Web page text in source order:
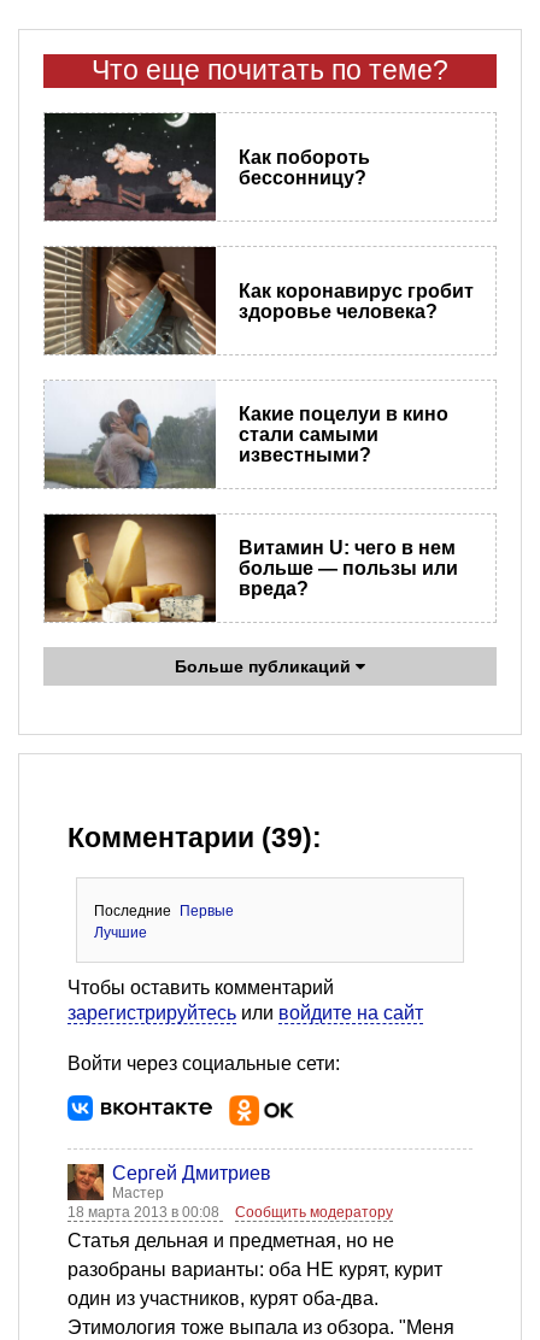
Что еще почитать по теме?
​Как побороть
бессонницу?
Как коронавирус гробит
здоровье человека?
Какие поцелуи в кино
стали самыми
известными?
Витамин U: чего в нем
больше — пользы или
вреда?
Больше публикаций
Комментарии (39):
Последние
Первые
Лучшие
Чтобы оставить комментарий
зарегистрируйтесь или войдите на сайт
Войти через социальные сети:
Сергей Дмитриев
Мастер
18 марта 2013 в 00:08
Сообщить модератору
Статья дельная и предметная, но не
разобраны варианты: оба НЕ курят, курит
один из участников, курят оба-два.
Этимология тоже выпала из обзора. "Меня